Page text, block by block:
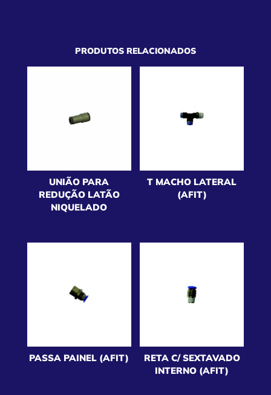
PRODUTOS RELACIONADOS
UNIÃO PARA
REDUÇÃO LATÃO
NIQUELADO
T MACHO LATERAL
(AFIT)
PASSA PAINEL (AFIT)
RETA C/ SEXTAVADO
INTERNO (AFIT)